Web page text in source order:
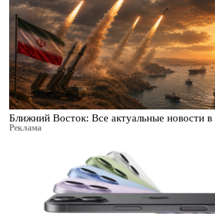
Ближний Восток: Все актуальные новости
Реклама